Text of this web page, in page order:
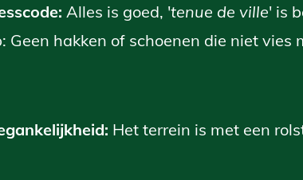
Alles is goed, 'tenue de ville' is
Geen hakken of schoenen die niet vies
Het terrein is met een